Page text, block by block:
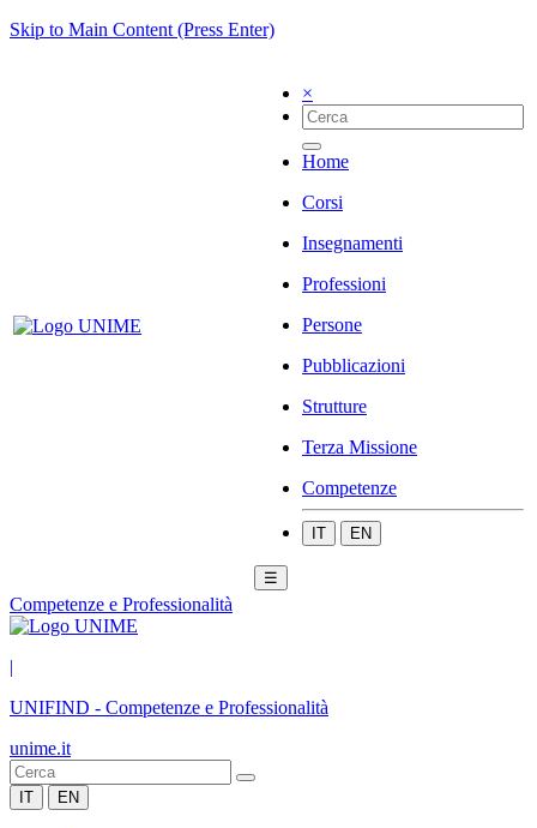
Skip to Main Content (Press Enter)
×
Home
Corsi
Insegnamenti
Professioni
Persone
Pubblicazioni
Strutture
Terza Missione
Competenze
IT EN
☰
Competenze e Professionalità
|
UNIFIND - Competenze e Professionalità
unime.it
IT EN